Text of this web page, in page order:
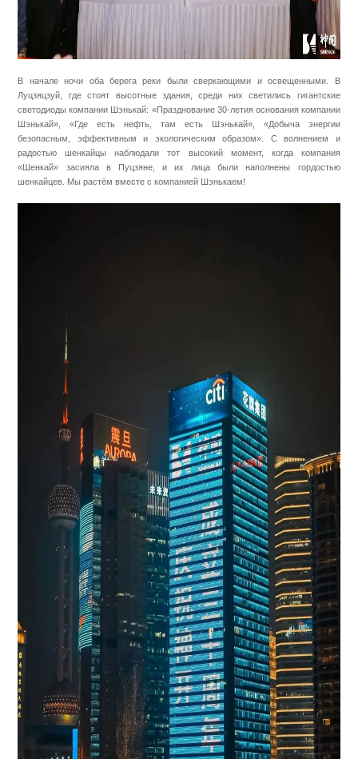
В начале ночи оба берега реки были сверкающими и освещенными. В
Луцзяцзуй, где стоят высотные здания, среди них светились гигантские
светодиоды компании Шэнькай: «Празднование 30-летия основания компании
Шэнькай», «Где есть нефть, там есть Шэнькай», «Добыча энергии
безопасным, эффективным и экологическим образом». С волнением и
радостью шенкайцы наблюдали тот высокий момент, когда компания
«Шенкай» засияла в Пуцзяне, и их лица были наполнены гордостью
шенкайцев. Мы растём вместе с компанией Шэнькаем!